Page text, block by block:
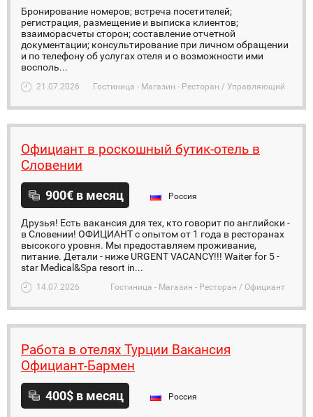
Бронирование номеров; встреча посетителей;
регистрация, размещение и выписка клиентов;
взаиморасчеты сторон; составление отчетной
документации; консультирование при личном обращении
и по телефону об услугах отеля и о возможности ими
восполь...
21.07.2026 Гостиница - Магазин - Ресторан / Управляющий
Официант в роскошный бутик-отель в
Словении
900€ в месяц Россия
Друзья! Есть вакансия для тех, кто говорит по английски -
в Словении! ОФИЦИАНТ с опытом от 1 года в ресторанах
высокого уровня. Мы предоставляем проживание,
питание. Детали - ниже URGENT VACANCY!!! Waiter for 5 -
star Medical&Spa resort in...
14.07.2026 Гостиница - Магазин - Ресторан / Официант
Работа в отелях Турции Вакансия
Официант-Бармен
400$ в месяц Россия